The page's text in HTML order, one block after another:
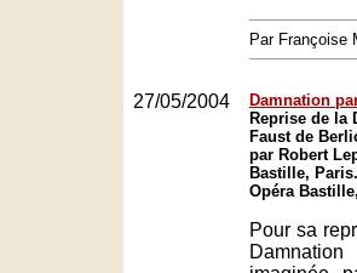
Par Françoise
27/05/2004
Damnation
Reprise de la
Faust de
par Robert
Bastille, Paris.
Opéra
Pour sa